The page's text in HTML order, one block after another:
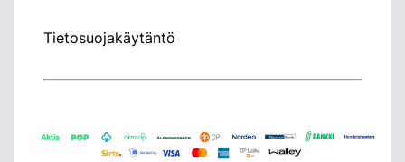
Tietosuojakäytäntö